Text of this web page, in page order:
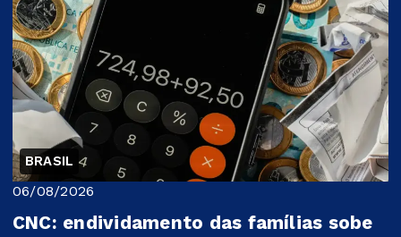
BRASIL
06/08/2026
CNC: endividamento das famílias sobe